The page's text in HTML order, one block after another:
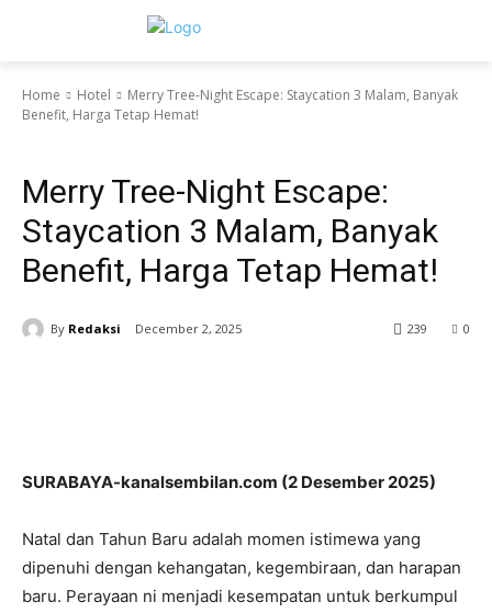
Home Hotel
Merry Tree-Night Escape: Staycation 3 Malam, Banyak
Benefit, Harga Tetap Hemat!
Merry Tree-Night Escape:
Staycation 3 Malam, Banyak
Benefit, Harga Tetap Hemat!
By Redaksi December 2, 2025 0
239
SURABAYA-kanalsembilan.com (2 Desember 2025)
Natal dan Tahun Baru adalah momen istimewa yang
dipenuhi dengan kehangatan, kegembiraan, dan harapan
baru. Perayaan ni menjadi kesempatan untuk berkumpul